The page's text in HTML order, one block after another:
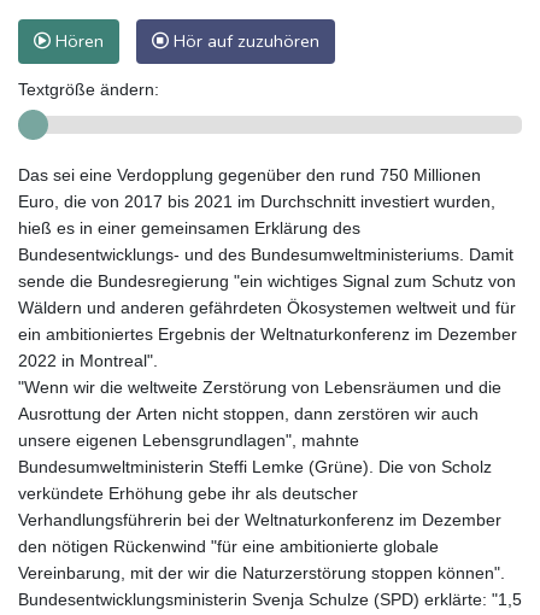
Hören Hör auf zuzuhören
Textgröße ändern:
Das sei eine Verdopplung gegenüber den rund 750 Millionen
Euro, die von 2017 bis 2021 im Durchschnitt investiert wurden,
hieß es in einer gemeinsamen Erklärung des
Bundesentwicklungs- und des Bundesumweltministeriums. Damit
sende die Bundesregierung "ein wichtiges Signal zum Schutz von
Wäldern und anderen gefährdeten Ökosystemen weltweit und für
ein ambitioniertes Ergebnis der Weltnaturkonferenz im Dezember
2022 in Montreal".
"Wenn wir die weltweite Zerstörung von Lebensräumen und die
Ausrottung der Arten nicht stoppen, dann zerstören wir auch
unsere eigenen Lebensgrundlagen", mahnte
Bundesumweltministerin Steffi Lemke (Grüne). Die von Scholz
verkündete Erhöhung gebe ihr als deutscher
Verhandlungsführerin bei der Weltnaturkonferenz im Dezember
den nötigen Rückenwind "für eine ambitionierte globale
Vereinbarung, mit der wir die Naturzerstörung stoppen können".
Bundesentwicklungsministerin Svenja Schulze (SPD) erklärte: "1,5